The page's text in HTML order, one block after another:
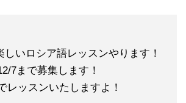
しいロシア語レッスンやります！
7まで募集します！
レッスンいたしますよ！